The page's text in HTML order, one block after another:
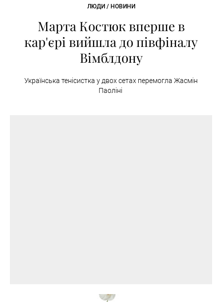
ЛЮДИ / НОВИНИ
Марта Костюк вперше в
кар'єрі вийшла до півфіналу
Вімблдону
Українська тенісистка у двох сетах перемогла Жасмін
Паоліні